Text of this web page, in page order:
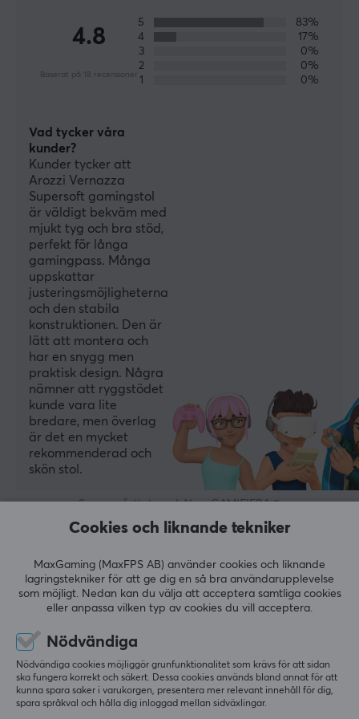
EGENSKAPER
Gaming, Kontor
Armstöd
4-riktningar
Ramkonstruktion
Stål
Tiltfunktion
Ja
Cylinder
Klass 4
Fotkryss
Förstärkt aluminium
Nackkudde
Ja
Svankkudde
Ja
Färg
GARANTI
Producentens garanti
2 års garanti
MÅTT & VIKT
Rek. längd
165-195 cm
4.8
Baserat på 18 recensioner
5
83%
4
17%
3
0%
2
0%
1
0%
Vad tycker våra
kunder?
Kunder tycker att
Arozzi Vernazza
Supersoft gamingstol
är väldigt bekväm med
mjukt tyg och bra stöd,
perfekt för långa
gamingpass. Många
uppskattar
justeringsmöjligheterna
och den stabila
konstruktionen. Den är
lätt att montera och
har en snygg men
praktisk design. Några
nämner att ryggstödet
kunde vara lite
bredare, men överlag
är det en mycket
rekommenderad och
skön stol.
Sammanfattat med AI av GAMIFIERA.®
LÄMNA RECENSION
Relevans
Alla recensioner
Tore Storli S
Verifierad köpare
Level 5
Zerging Scout
Mycket bra stol..bekväm och mjukt tyg..passade
perfekt för mig
Cookies och liknande tekniker
MaxGaming (MaxFPS AB) använder cookies och liknande
lagringstekniker för att ge dig en så bra användarupplevelse
som möjligt. Nedan kan du välja att acceptera samtliga cookies
eller anpassa vilken typ av cookies du vill acceptera.
Nödvändiga
Nödvändiga cookies möjliggör grunfunktionalitet som krävs för att sidan
ska fungera korrekt och säkert. Dessa cookies används bland annat för att
kunna spara saker i varukorgen, presentera mer relevant innehåll för dig,
spara språkval och hålla dig inloggad mellan sidväxlingar.